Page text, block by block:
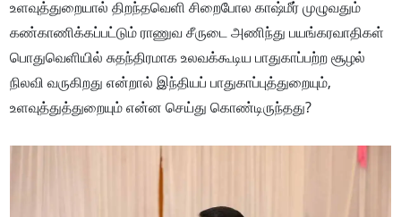
உளவுத்துறையால் திறந்தவெளி சிறைபோல காஷ்மீர் முழுவதும்
கண்காணிக்கப்பட்டும் ராணுவ சீருடை அணிந்து பயங்கரவாதிகள்
பொதுவெளியில் சுதந்திரமாக உலவக்கூடிய பாதுகாப்பற்ற சூழல்
நிலவி வருகிறது என்றால் இந்தியப் பாதுகாப்புத்துறையும்,
உளவுத்துத்துறையும் என்ன செய்து கொண்டிருந்தது?